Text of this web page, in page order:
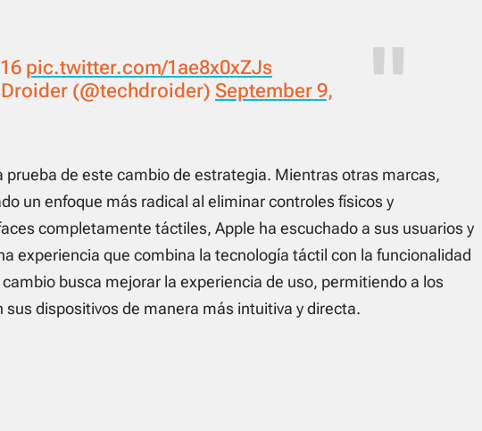
pic.twitter.com/1ae8x0xZJs
(@techdroider) September 9,
prueba de este cambio de estrategia. Mientras otras marcas,
un enfoque más radical al eliminar controles físicos y
completamente táctiles, Apple ha escuchado a sus usuarios y
experiencia que combina la tecnología táctil con la funcionalidad
busca mejorar la experiencia de uso, permitiendo a los
dispositivos de manera más intuitiva y directa.